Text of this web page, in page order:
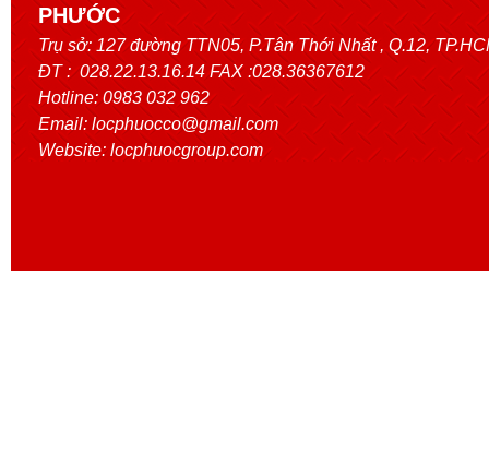
PHƯỚC
Trụ sở: 127 đường TTN05, P.Tân Thới Nhất, Q.12,
ĐT : 028.22.13.16.14 FAX :028.36367612
Hotline: 0983 032 962
Email: locphuocco@gmail.com
Website: locphuocgroup.com